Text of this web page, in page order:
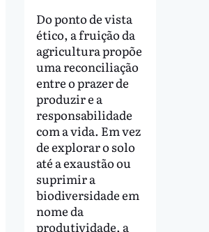
Do ponto de vista
ético, a fruição da
agricultura propõe
uma reconciliação
entre o prazer de
produzir e a
responsabilidade
com a vida. Em vez
de explorar o solo
até a exaustão ou
suprimir a
biodiversidade em
nome da
produtividade, a